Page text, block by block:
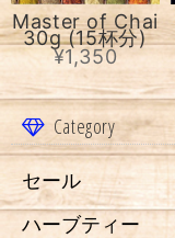
Master of Chai
30g (15杯分)
¥1,350
Category
セール
ハーブティー